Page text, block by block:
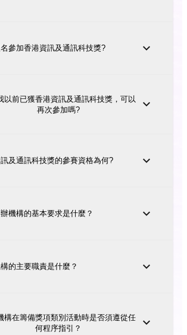
參加香港資訊及通訊科技獎?
以前已獲香港資訊及通訊科技獎，可以
再次參加嗎?
及通訊科技獎的參賽資格為何?
機構的基本要求是什麼？
的主要職責是什麼？
構在籌備獎項類別活動時是否須遵從任
何程序指引？